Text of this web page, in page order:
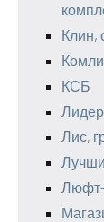
Клин,
КСБ
Лис,